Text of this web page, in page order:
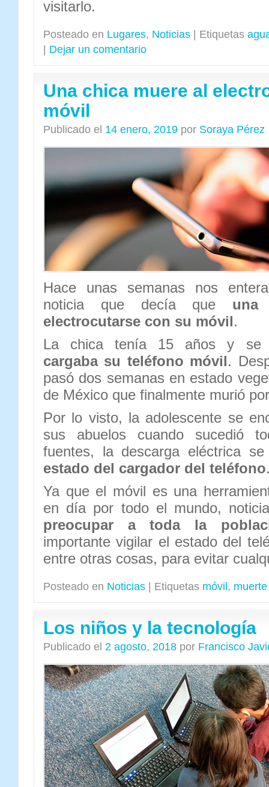
visitarlo.
Posteado en Lugares, Noticias Etiquetas
Dejar un comentario
Una chica muere al
móvil
Publicado el 14 enero, 2019 por Soraya Pérez
Hace unas semanas nos
noticia que decía que
electrocutarse con su móvil.
La chica tenía 15 años y se
cargaba su teléfono móvil.
pasó dos semanas en estado
de México que finalmente murió
Por lo visto, la adolescente se
sus abuelos cuando sucedió
fuentes, la descarga eléctrica
estado del cargador del teléfono
Ya que el móvil es una
en día por todo el mundo,
preocupar a toda la
importante vigilar el estado del
entre otras cosas, para evitar
Posteado en Noticias Etiquetas móvil , muerte
Los niños y la tecnología
Publicado el 2 agosto, 2018 por Francisco